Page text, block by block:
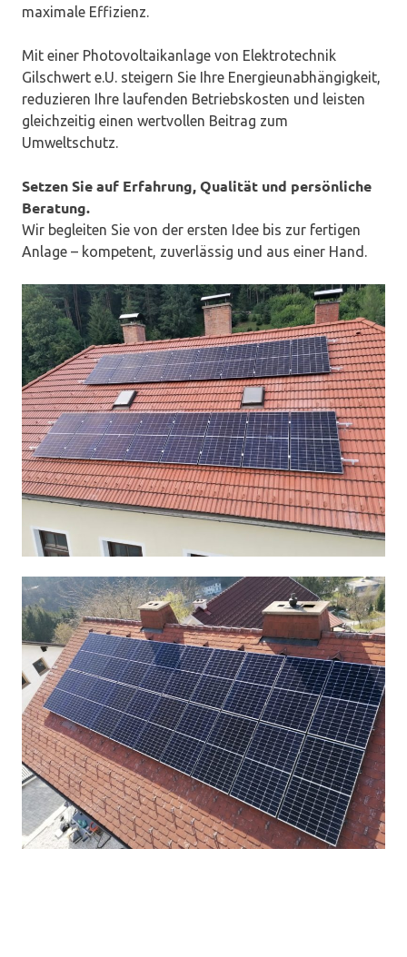
maximale Effizienz.
Mit einer Photovoltaikanlage von Elektrotechnik
Gilschwert e.U. steigern Sie Ihre Energieunabhängigkeit,
reduzieren Ihre laufenden Betriebskosten und leisten
gleichzeitig einen wertvollen Beitrag zum
Umweltschutz.
Setzen Sie auf Erfahrung, Qualität und persönliche
Beratung.
Wir begleiten Sie von der ersten Idee bis zur fertigen
Anlage – kompetent, zuverlässig und aus einer Hand.